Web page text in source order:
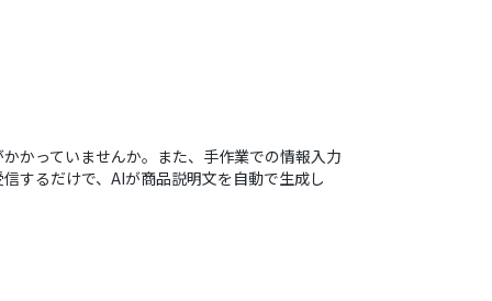
かっていませんか。また、手作業での情報入力
するだけで、AIが商品説明文を自動で生成し